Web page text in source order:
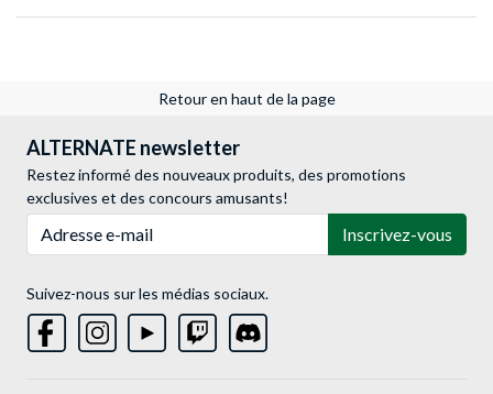
Retour en haut de la page
ALTERNATE newsletter
Restez informé des nouveaux produits, des promotions
exclusives et des concours amusants!
Inscrivez-vous
Suivez-nous sur les médias sociaux.